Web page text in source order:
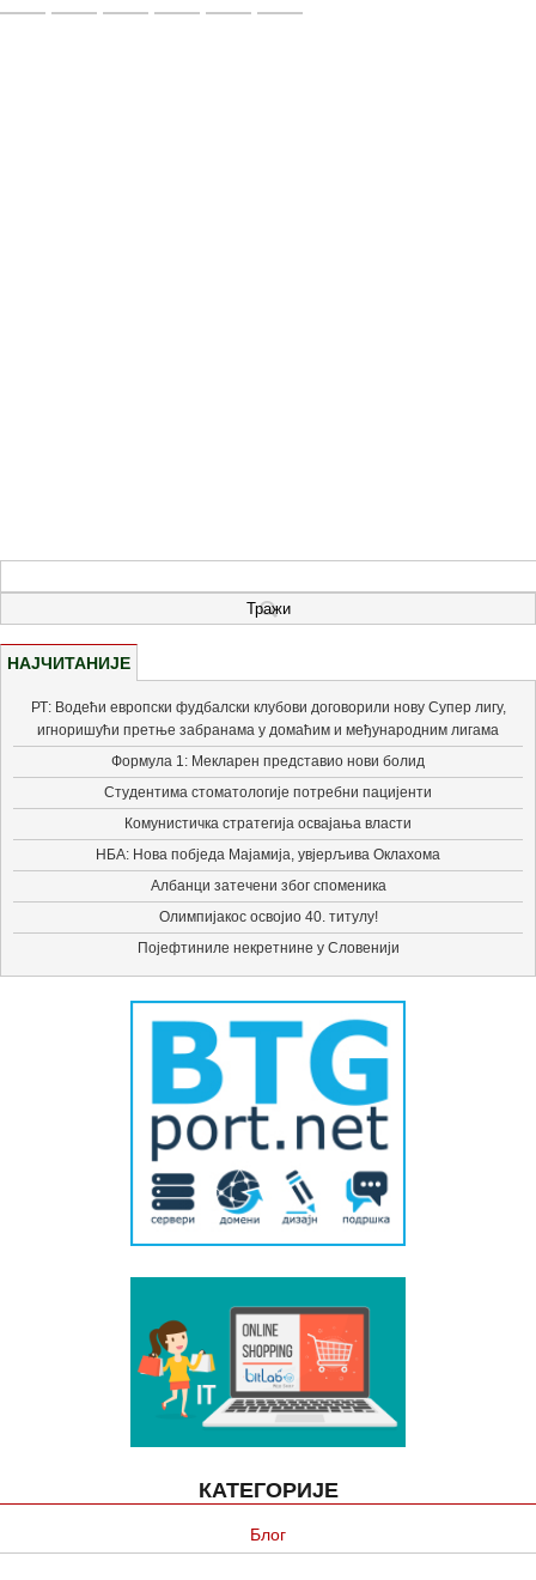
НАЈЧИТАНИЈЕ
РТ: Водећи европски фудбалски клубови договорили нову Супер лигу,
игноришући претње забранама у домаћим и међународним лигама
Формула 1: Мекларен представио нови болид
Студентима стоматологије потребни пацијенти
Комунистичка стратегија освајања власти
НБА: Нова побједа Мајамија, увјерљива Оклахома
Албанци затечени због споменика
Олимпијакос освојио 40. титулу!
Појефтиниле некретнине у Словенији
КАТЕГОРИЈЕ
Блог